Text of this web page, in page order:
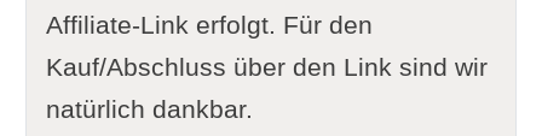
Affiliate-Link erfolgt. Für den
Kauf/Abschluss über den Link sind wir
natürlich dankbar.